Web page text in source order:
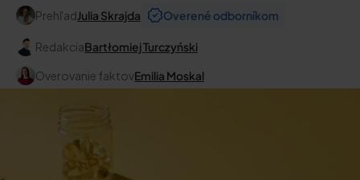
PrehľadJulia Skrajda Overené odborníkom
RedakciaBartłomiej Turczyński
Overovanie faktovEmilia Moskal